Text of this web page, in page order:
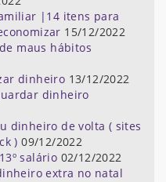
|14 itens para
15/12/2022
maus hábitos
dinheiro 13/12/2022
dinheiro
dinheiro de volta ( sites
) 09/12/2022
salário 02/12/2022
extra no natal